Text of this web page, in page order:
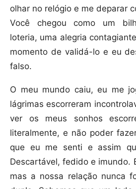
olhar no relógio e me deparar
Você chegou como um
loteria, uma alegria
momento de validá-lo e eu
falso.
O meu mundo caiu, eu me
lágrimas escorreram
ver os meus sonhos
literalmente, e não poder
que eu me senti e assim
Descartável, fedido e imundo.
mas a nossa relação nunca